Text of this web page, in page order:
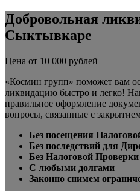
Добровольная
Сыктывкаре
Цена от 10 000 рублей
«Космин групп» поможет вам
ликвидацию быстро и легко!
правильное оформление
вопросы, связанные с
Без посещения
Без последствий для
Без Налоговой Проверки
С любыми долгами
Законно снимем